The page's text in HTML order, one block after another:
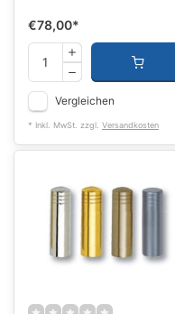
€78,00*
Vergleichen
* Inkl. MwSt. zzgl. Versandkosten